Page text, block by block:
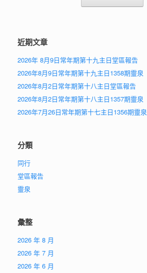
近期文章
2026年 8月9日常年期第十九主日堂區報告
2026年8月9日常年期第十九主日1358期靈泉
2026年8月2日常年期第十八主日堂區報告
2026年8月2日常年期第十八主日1357期靈泉
2026年7月26日常年期第十七主日1356期靈泉
分類
同行
堂區報告
靈泉
彙整
2026 年 8 月
2026 年 7 月
2026 年 6 月